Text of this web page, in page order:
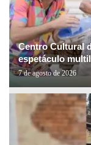
Centro Cultural
espetáculo
7 de agosto de 2026